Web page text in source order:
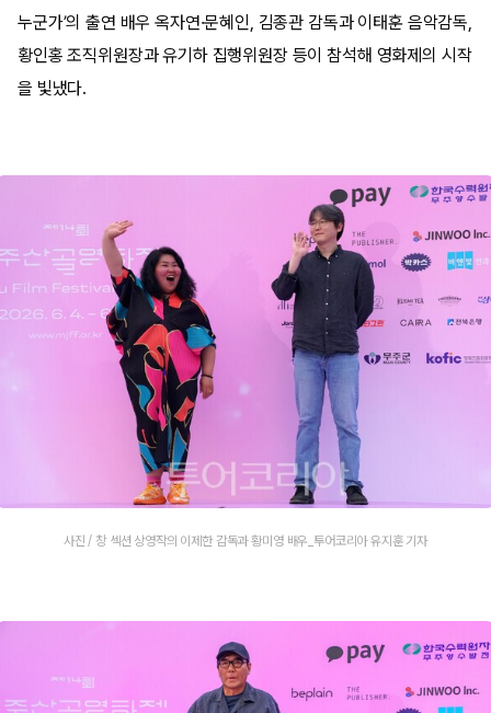
누군가’의 출연 배우 옥자연·문혜인, 김종관 감독과 이태훈 음악감독,
황인홍 조직위원장과 유기하 집행위원장 등이 참석해 영화제의 시작
을 빛냈다.
사진 / 창 섹션 상영작의 이제한 감독과 황미영 배우_투어코리아 유지훈 기자